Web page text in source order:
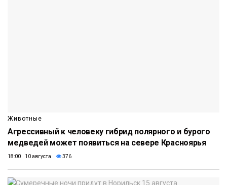
Животные
Агрессивный к человеку гибрид полярного и бурого
медведей может появиться на севере Красноярья
18:00 10 августа 376